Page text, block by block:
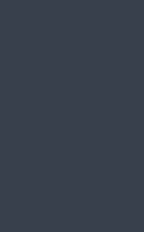
acumulación de basura
sectores como Las
han presentado
Finalmente, el
ciudadanía para evitar
y camellones, ya que
bloqueando el sistema